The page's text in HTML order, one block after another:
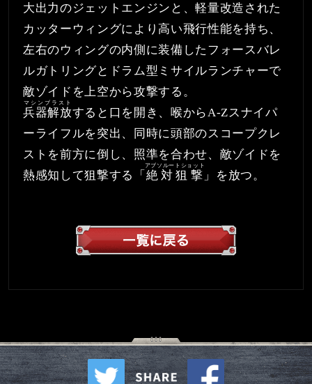
大出力のジェットエンジンと、軽量改造された
カッターウィングにより高い飛行性能を持ち、
左右のウィングの内側に装備したフォースバレ
ルガトリングとドラム型ミサイルランチャーで
敵ゾイドを上空から攻撃する。
兵器解放
マシンブラスト
すると口を開き、喉からA-Zスナイパ
ーライフルを突出、同時に頭部のスコープクレ
ストを前方に倒し、照準を合わせ、敵ゾイドを
熱感知して狙撃する「 絶対狙撃
アブソルートショット
」を放つ。